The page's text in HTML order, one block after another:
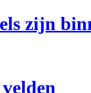
zijn